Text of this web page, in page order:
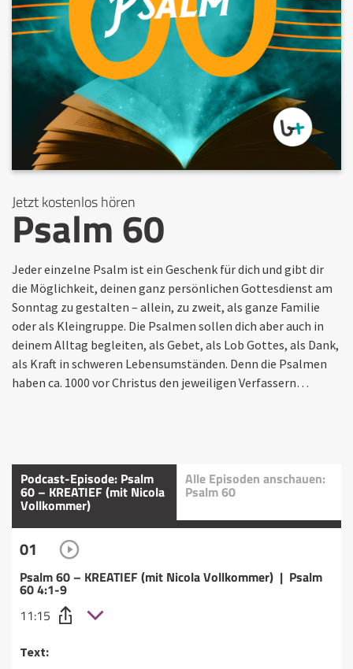
Jetzt kostenlos hören
Psalm 60
Jeder einzelne Psalm ist ein Geschenk für dich und gibt dir
die Möglichkeit, deinen ganz persönlichen Gottesdienst am
Sonntag zu gestalten – allein, zu zweit, als ganze Familie
oder als Kleingruppe. Die Psalmen sollen dich aber auch in
deinem Alltag begleiten, als Gebet, als Lob Gottes, als Dank,
als Kraft in schweren Lebensumständen. Denn die Psalmen
haben ca. 1000 vor Christus den jeweiligen Verfassern…
Podcast-Episode: Psalm
60 – KREATIEF (mit Nicola
Vollkommer)
Alle Episoden anschauen:
Psalm 60
01
Psalm 60 – KREATIEF (mit Nicola Vollkommer) | Psalm
60 4:1-9
11:15
Text: